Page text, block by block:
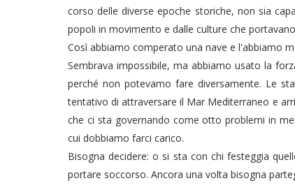
corso delle diverse epoche storiche, non sia
popoli in movimento e dalle culture che
Così abbiamo comperato una nave e l'abbiamo
Sembrava impossibile, ma abbiamo usato la
perché non potevamo fare diversamente. Le
tentativo di attraversare il Mar Mediterraneo e
che ci sta governando come otto problemi in
cui dobbiamo farci carico.
Bisogna decidere: o si sta con chi festeggia
portare soccorso. Ancora una volta bisogna